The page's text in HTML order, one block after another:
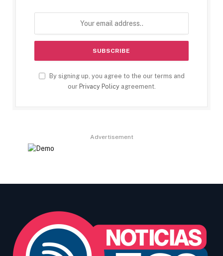
By signing up, you agree to the our terms and
our Privacy Policyagreement.
Advertisement